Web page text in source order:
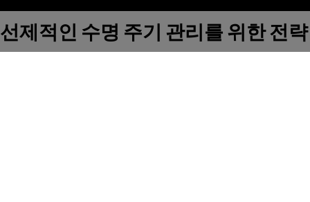
선제적인 수명 주기 관리를 위한 전략